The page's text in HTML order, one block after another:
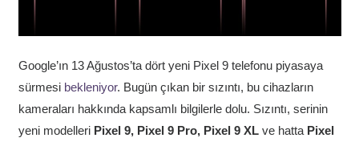
Google’ın 13 Ağustos’ta dört yeni Pixel 9 telefonu piyasaya
sürmesi bekleniyor. Bugün çıkan bir sızıntı, bu cihazların
kameraları hakkında kapsamlı bilgilerle dolu. Sızıntı, serinin
yeni modelleri Pixel 9, Pixel 9 Pro, Pixel 9 XLve hatta Pixel